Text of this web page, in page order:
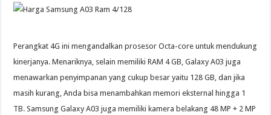
Perangkat 4G ini mengandalkan prosesor Octa-core untuk mendukung
kinerjanya. Menariknya, selain memiliki RAM 4 GB, Galaxy A03 juga
menawarkan penyimpanan yang cukup besar yaitu 128 GB, dan jika
masih kurang, Anda bisa menambahkan memori eksternal hingga 1
TB. Samsung Galaxy A03 juga memiliki kamera belakang 48 MP + 2 MP